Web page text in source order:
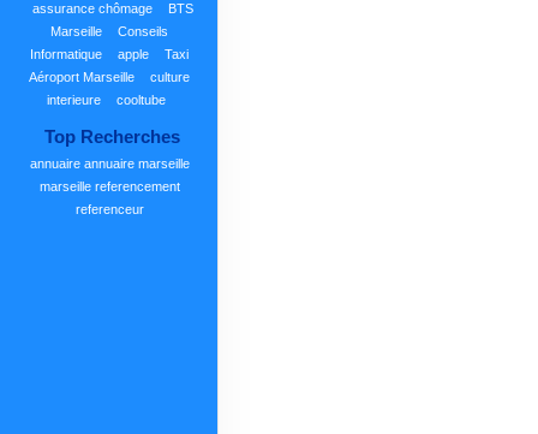
assurance chômage
BTS
Marseille
Conseils
Informatique
apple
Taxi
Aéroport Marseille
culture
interieure
cooltube
Top Recherches
annuaire annuaire marseille
marseille referencement
referenceur